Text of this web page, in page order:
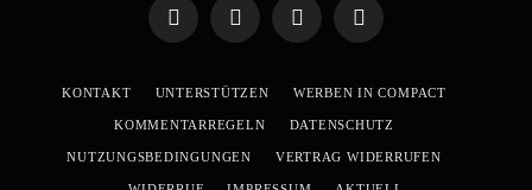
TelegramWhatsApp
X
YouTube
KONTAKT UNTERSTÜTZEN WERBEN IN COMPACT
KOMMENTARREGELN DATENSCHUTZ
NUTZUNGSBEDINGUNGEN VERTRAG WIDERRUFEN